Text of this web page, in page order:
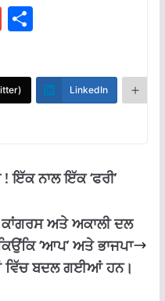
G
m
ai
l
S
ar
e LinkedIn
ਨਾਲ ਇੱਕ ‘ਫਰੀ’
ਕਾਂਗਰਸ ਅਤੇ ਅਕਾਲੀ ਦਲ
‘ਆਪ’ ਅਤੇ ਭਾਜਪਾ
ਬਦਲ ਗਈਆਂ ਹਨ।